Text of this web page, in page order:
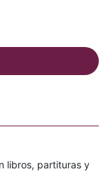
libros, partituras y